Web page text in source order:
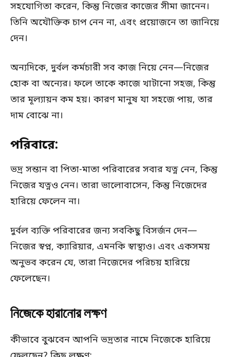
সহযোগিতা করেন, কিন্তু নিজের কাজের সীমা জানেন।
তিনি অযৌক্তিক চাপ নেন না, এবং প্রয়োজনে তা জানিয়ে
দেন।
অন্যদিকে, দুর্বল কর্মচারী সব কাজ নিয়ে নেন—নিজের
হোক বা অন্যের। ফলে তাকে কাজে খাটানো সহজ, কিন্তু
তার মূল্যায়ন কম হয়। কারণ মানুষ যা সহজে পায়, তার
দাম বোঝে না।
পরিবারে:
ভদ্র সন্তান বা পিতা-মাতা পরিবারের সবার যত্ন নেন, কিন্তু
নিজের যত্নও নেন। তারা ভালোবাসেন, কিন্তু নিজেদের
হারিয়ে ফেলেন না।
দুর্বল ব্যক্তি পরিবারের জন্য সবকিছু বিসর্জন দেন—
নিজের স্বপ্ন, ক্যারিয়ার, এমনকি স্বাস্থ্যও। এবং একসময়
অনুভব করেন যে, তারা নিজেদের পরিচয় হারিয়ে
ফেলেছেন।
নিজেকে হারানোর লক্ষণ
কীভাবে বুঝবেন আপনি ভদ্রতার নামে নিজেকে হারিয়ে